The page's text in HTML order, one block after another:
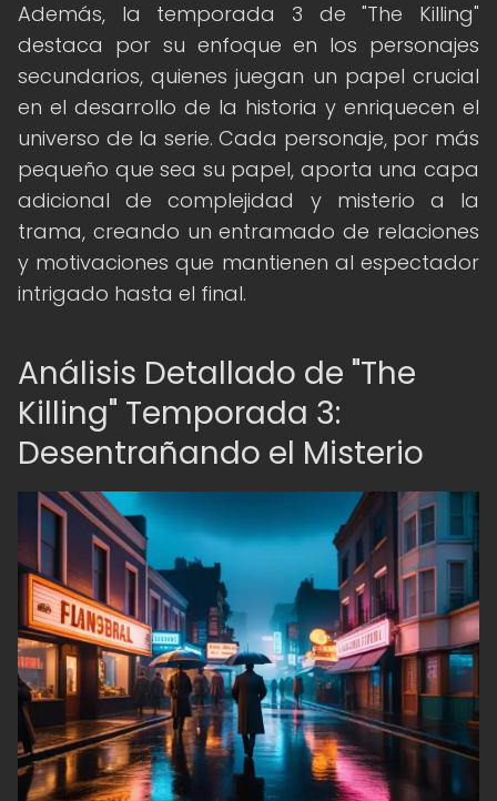
Además, la temporada 3 de "The Killing"
destaca por su enfoque en los personajes
secundarios, quienes juegan un papel crucial
en el desarrollo de la historia y enriquecen el
universo de la serie. Cada personaje, por más
pequeño que sea su papel, aporta una capa
adicional de complejidad y misterio a la
trama, creando un entramado de relaciones
y motivaciones que mantienen al espectador
intrigado hasta el final.
Análisis Detallado de "The
Killing" Temporada 3:
Desentrañando el Misterio